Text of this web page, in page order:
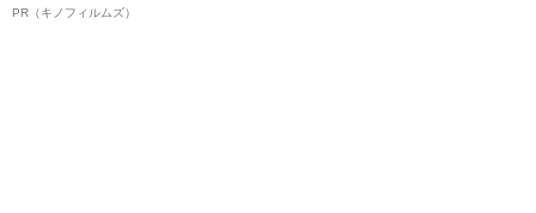
ルインタビュー“観客を魅了した
PR（キノフィルムズ）